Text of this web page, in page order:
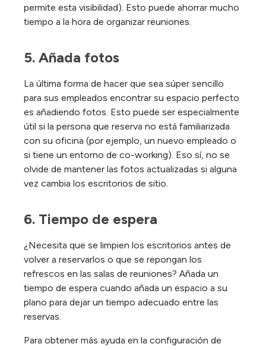
permite esta visibilidad). Esto puede ahorrar mucho
tiempo a la hora de organizar reuniones.
5. Añada fotos
La última forma de hacer que sea súper sencillo
para sus empleados encontrar su espacio perfecto
es añadiendo fotos. Esto puede ser especialmente
útil si la persona que reserva no está familiarizada
con su oficina (por ejemplo, un nuevo empleado o
si tiene un entorno de co-working). Eso sí, no se
olvide de mantener las fotos actualizadas si alguna
vez cambia los escritorios de sitio.
6. Tiempo de espera
¿Necesita que se limpien los escritorios antes de
volver a reservarlos o que se repongan los
refrescos en las salas de reuniones? Añada un
tiempo de espera cuando añada un espacio a su
plano para dejar un tiempo adecuado entre las
reservas.
Para obtener más ayuda en la configuración de